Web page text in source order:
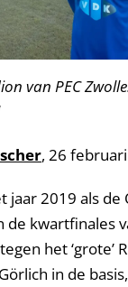
van PEC
, 26
jaar 2019 als de
kwartfinales
het ‘grote’
in de